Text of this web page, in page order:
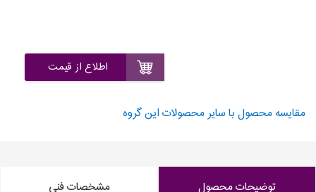
اطلاع از قیمت
مقایسه محصول با سایر محصولات این گروه
توضیحات محصول مشخصات فنی